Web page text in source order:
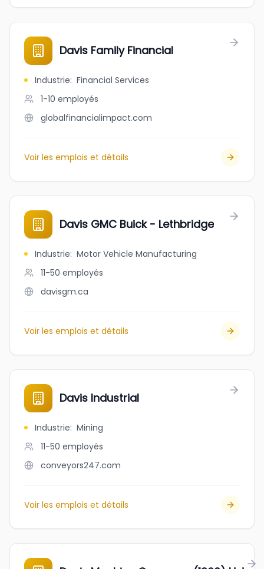
Davis Family Financial
Industrie: Financial Services
1-10 employés
globalfinancialimpact.com
Voir les emplois et détails
Davis GMC Buick - Lethbridge
Industrie: Motor Vehicle Manufacturing
11-50 employés
davisgm.ca
Voir les emplois et détails
Davis Industrial
Industrie: Mining
11-50 employés
conveyors247.com
Voir les emplois et détails